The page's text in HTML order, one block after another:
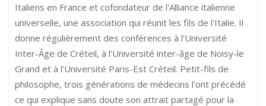
Italiens en France et cofondateur de l'Alliance italienne
universelle, une association qui réunit les fils de l'Italie. Il
donne régulièrement des conférences à l'Université
Inter-Âge de Créteil, à l'Université inter-âge de Noisy-le
Grand et à l'Université Paris-Est Créteil. Petit-fils de
philosophe, trois générations de médecins l'ont précédé
ce qui explique sans doute son attrait partagé pour la